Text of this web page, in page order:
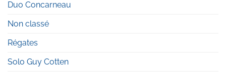
Duo Concarneau
Non classé
Régates
Solo Guy Cotten